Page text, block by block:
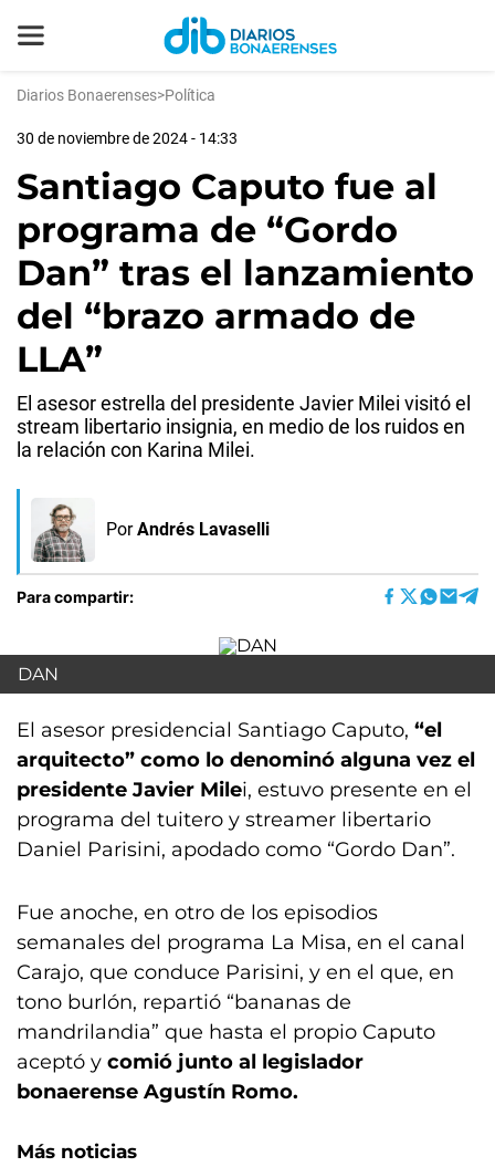
Diarios Bonaerenses>Política
30 de noviembre de 2024 - 14:33
Santiago Caputo fue al
programa de “Gordo
Dan” tras el lanzamiento
del “brazo armado de
LLA”
El asesor estrella del presidente Javier Milei visitó el
stream libertario insignia, en medio de los ruidos en
la relación con Karina Milei.
Por Andrés Lavaselli
Para compartir:
DAN
El asesor presidencial Santiago Caputo, “el
arquitecto” como lo denominó alguna vez el
presidente Javier Milei, estuvo presente en el
programa del tuitero y streamer libertario
Daniel Parisini, apodado como “Gordo Dan”.
Fue anoche, en otro de los episodios
semanales del programa La Misa, en el canal
Carajo, que conduce Parisini, y en el que, en
tono burlón, repartió “bananas de
mandrilandia” que hasta el propio Caputo
aceptó y comió junto al legislador
bonaerense Agustín Romo.
Más noticias